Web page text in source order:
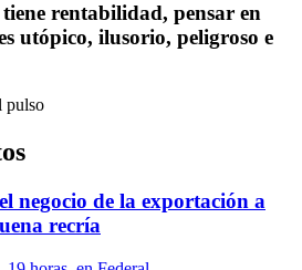
rentabilidad, pensar en
utópico, ilusorio, peligroso e
pulso
negocio de la exportación a
recría